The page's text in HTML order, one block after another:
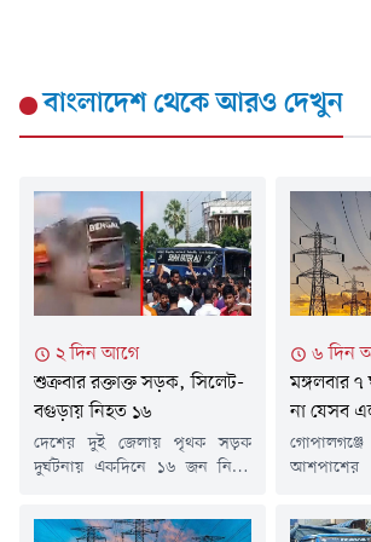
বাংলাদেশথেকে আরও দেখুন
২ দিন আগে
শুক্রবার রক্তাক্ত সড়ক, সিলেট-
বগুড়ায় নিহত ১৬
দেশের দুই জেলায় পৃথক সড়ক
দুর্ঘটনায় একদিনে ১৬ জন নিহত
বেশ কয়েকজন আহত হয়েছেন।
৬ দিন
মঙ্গলবার ৭
না যেসব
আশপাশের
আগস্ট)